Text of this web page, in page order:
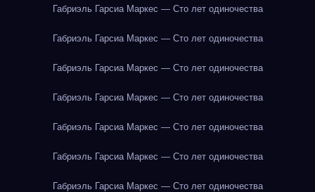
Габриэль Гарсиа Маркес — Сто лет одиночества
Габриэль Гарсиа Маркес — Сто лет одиночества
Габриэль Гарсиа Маркес — Сто лет одиночества
Габриэль Гарсиа Маркес — Сто лет одиночества
Габриэль Гарсиа Маркес — Сто лет одиночества
Габриэль Гарсиа Маркес — Сто лет одиночества
Габриэль Гарсиа Маркес — Сто лет одиночества